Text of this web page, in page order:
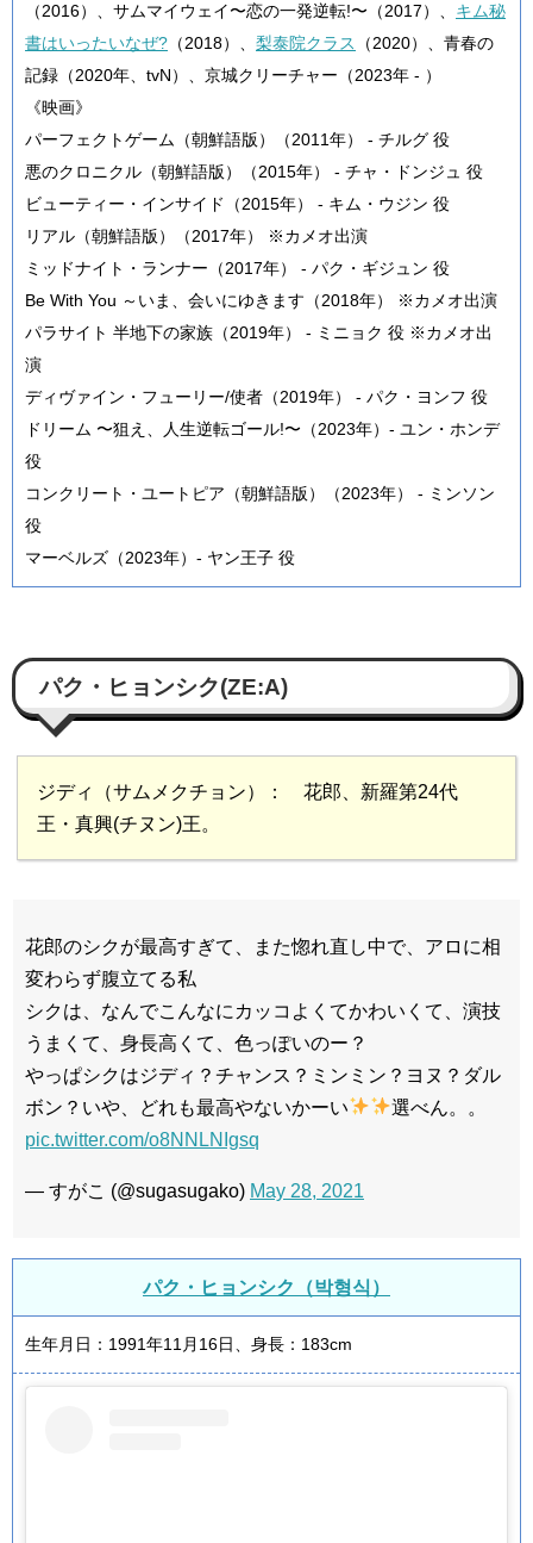
（2016）、サムマイウェイ〜恋の一発逆転!〜（2017）、 キム秘
書はいったいなぜ? （2018）、 梨泰院クラス
（2020）、青春の
記録（2020年、tvN）、京城クリーチャー（2023年 - ）
《映画》
パーフェクトゲーム（朝鮮語版）（2011年） - チルグ 役
悪のクロニクル（朝鮮語版）（2015年） - チャ・ドンジュ 役
ビューティー・インサイド（2015年） - キム・ウジン 役
リアル（朝鮮語版）（2017年） ※カメオ出演
ミッドナイト・ランナー（2017年） - パク・ギジュン 役
Be With You ～いま、会いにゆきます（2018年） ※カメオ出演
パラサイト 半地下の家族（2019年） - ミニョク 役 ※カメオ出
演
ディヴァイン・フューリー/使者（2019年） - パク・ヨンフ 役
ドリーム 〜狙え、人生逆転ゴール!〜（2023年）- ユン・ホンデ
役
コンクリート・ユートピア（朝鮮語版）（2023年） - ミンソン
役
マーベルズ（2023年）- ヤン王子 役
パク・ヒョンシク(ZE:A)
ジディ（サムメクチョン）： 花郎、新羅第24代
王・真興(チヌン)王。
花郎のシクが最高すぎて、また惚れ直し中で、アロに相
変わらず腹立てる私
シクは、なんでこんなにカッコよくてかわいくて、演技
うまくて、身長高くて、色っぽいのー？
やっぱシクはジディ？チャンス？ミンミン？ヨヌ？ダル
ボン？いや、どれも最高やないかーい
選べん。。
pic.twitter.com/o8NNLNIgsq
— すがこ (@sugasugako) May 28, 2021
パク・ヒョンシク（박형식）
生年月日：1991年11月16日、身長：183cm